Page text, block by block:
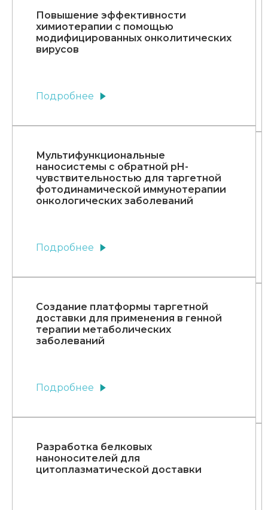
Повышение эффективности
химиотерапии с помощью
модифицированных онколитических
вирусов
Подробнее
Мультифункциональные
наносистемы с обратной pH-
чувствительностью для таргетной
фотодинамической иммунотерапии
онкологических заболеваний
Подробнее
Создание платформы таргетной
доставки для применения в генной
терапии метаболических
заболеваний
Подробнее
Разработка белковых
наноносителей для
цитоплазматической доставки